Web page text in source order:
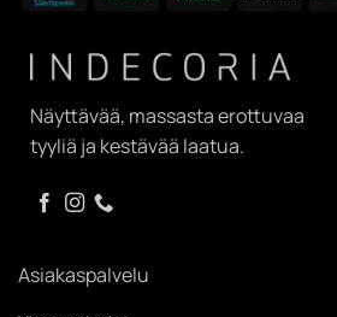
Näyttävää, massasta erottuvaa
tyyliä ja kestävää laatua.
Asiakaspalvelu